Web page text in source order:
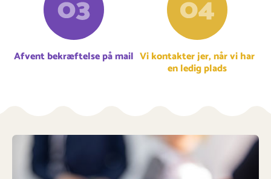
Afvent bekræftelse på mail Vi kontakter jer, når vi har
en ledig plads